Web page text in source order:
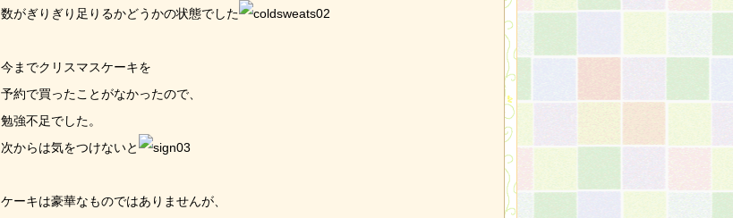
数がぎりぎり足りるかどうかの状態でした
今までクリスマスケーキを
予約で買ったことがなかったので、
勉強不足でした。
次からは気をつけないと
ケーキは豪華なものではありませんが、